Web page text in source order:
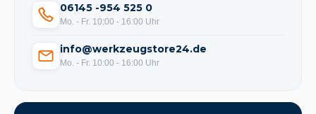
06145 -954 525 0
Mo. - Fr. 10:00 - 16:00 Uhr
info@werkzeugstore24.de
Mo. - Fr. 10:00 - 16:00 Uhr